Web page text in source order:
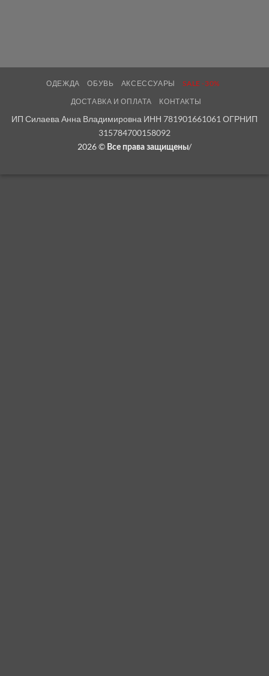
ОДЕЖДА ОБУВЬ АКСЕССУАРЫ
SALE -30%
ДОСТАВКА И ОПЛАТА
КОНТАКТЫ
ИП Силаева Анна Владимировна ИНН 781901661061 ОГРНИП
315784700158092
2026 © Все права защищены/